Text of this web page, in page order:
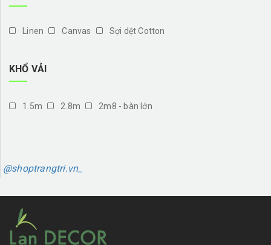
Linen Canvas Sợi dệt Cotton
KHỔ VẢI
1.5m 2.8m 2m8 - bàn lớn
@shoptrangtri.vn_